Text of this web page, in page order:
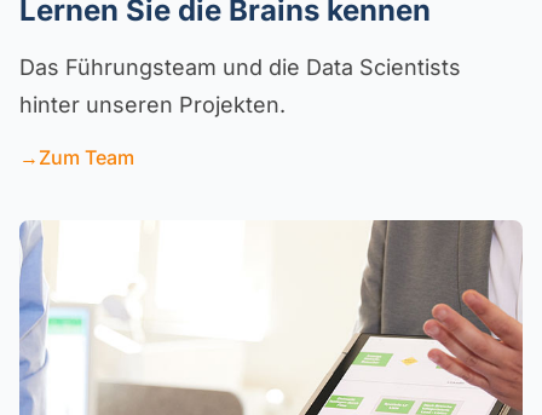
Lernen Sie die Brains kennen
Das Führungsteam und die Data Scientists
hinter unseren Projekten.
→ Zum Team